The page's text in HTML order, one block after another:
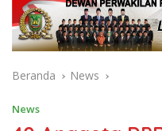
Beranda News
News